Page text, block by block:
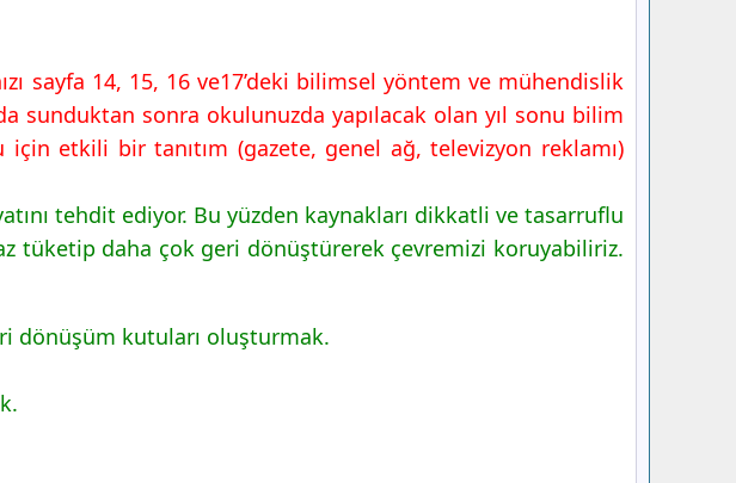
sayfa 14, 15, 16 ve17’deki bilimsel yöntem ve mühendislik
sunduktan sonra okulunuzda yapılacak olan yıl sonu bilim
etkili bir tanıtım (gazete, genel ağ, televizyon reklamı)
tehdit ediyor. Bu yüzden kaynakları dikkatli ve tasarruflu
tüketip daha çok geri dönüştürerek çevremizi koruyabiliriz.
dönüşüm kutuları oluşturmak.